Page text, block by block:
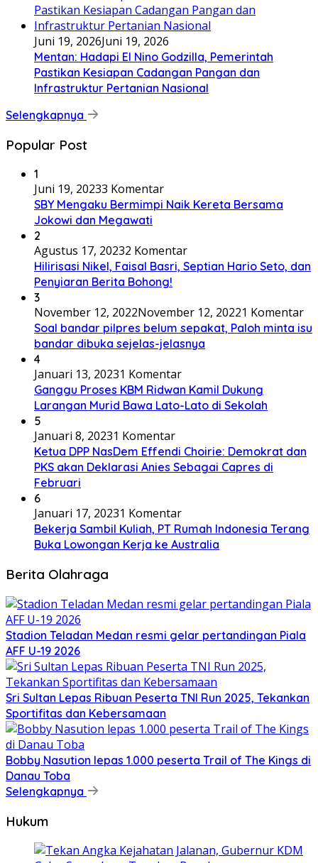
Juni 19, 2026Juni 19, 2026
Mentan: Hadapi El Nino Godzilla, Pemerintah
Pastikan Kesiapan Cadangan Pangan dan
Infrastruktur Pertanian Nasional
Selengkapnya
Popular Post
1
Juni 19, 20233 Komentar
SBY Mengaku Bermimpi Naik Kereta Bersama
Jokowi dan Megawati
2
Agustus 17, 20232 Komentar
Hilirisasi Nikel, Faisal Basri, Septian Hario Seto, dan
Penyiaran Berita Bohong!
3
November 12, 2022November 12, 20221 Komentar
Soal bandar pilpres belum sepakat, Paloh minta isu
bandar dibuka sejelas-jelasnya
4
Januari 13, 20231 Komentar
Ganggu Proses KBM Ridwan Kamil Dukung
Larangan Murid Bawa Lato-Lato di Sekolah
5
Januari 8, 20231 Komentar
Ketua DPP NasDem Effendi Choirie: Demokrat dan
PKS akan Deklarasi Anies Sebagai Capres di
Februari
6
Januari 17, 20231 Komentar
Bekerja Sambil Kuliah, PT Rumah Indonesia Terang
Buka Lowongan Kerja ke Australia
Berita Olahraga
Stadion Teladan Medan resmi gelar pertandingan Piala
AFF U-19 2026
Sri Sultan Lepas Ribuan Peserta TNI Run 2025, Tekankan
Sportifitas dan Kebersamaan
Bobby Nasution lepas 1.000 peserta Trail of The Kings di
Danau Toba
Selengkapnya
Hukum